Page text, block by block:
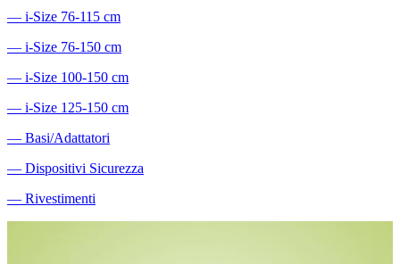
― i-Size 76-115 cm
― i-Size 76-150 cm
― i-Size 100-150 cm
― i-Size 125-150 cm
― Basi/Adattatori
― Dispositivi Sicurezza
― Rivestimenti